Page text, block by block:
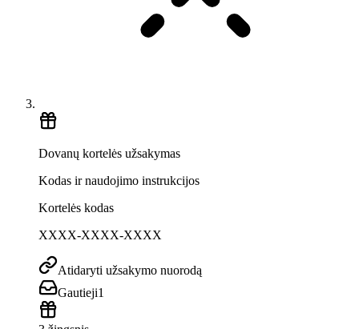
Dovanų kortelės užsakymas
Kodas ir naudojimo instrukcijos
Kortelės kodas
XXXX-XXXX-XXXX
Atidaryti užsakymo nuorodą
Gautieji1